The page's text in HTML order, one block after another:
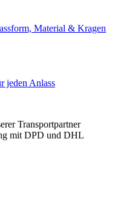
Material & Kragen
jeden Anlass
Transportpartner
mit DPD und DHL